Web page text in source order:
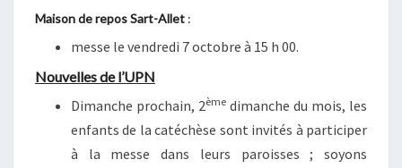
Maison de repos Sart-Allet :
messe le vendredi 7 octobre à 15 h 00.
Nouvelles de l’UPN
Dimanche prochain, 2ème dimanche du mois, les
enfants de la catéchèse sont invités à participer
à la messe dans leurs paroisses ; soyons